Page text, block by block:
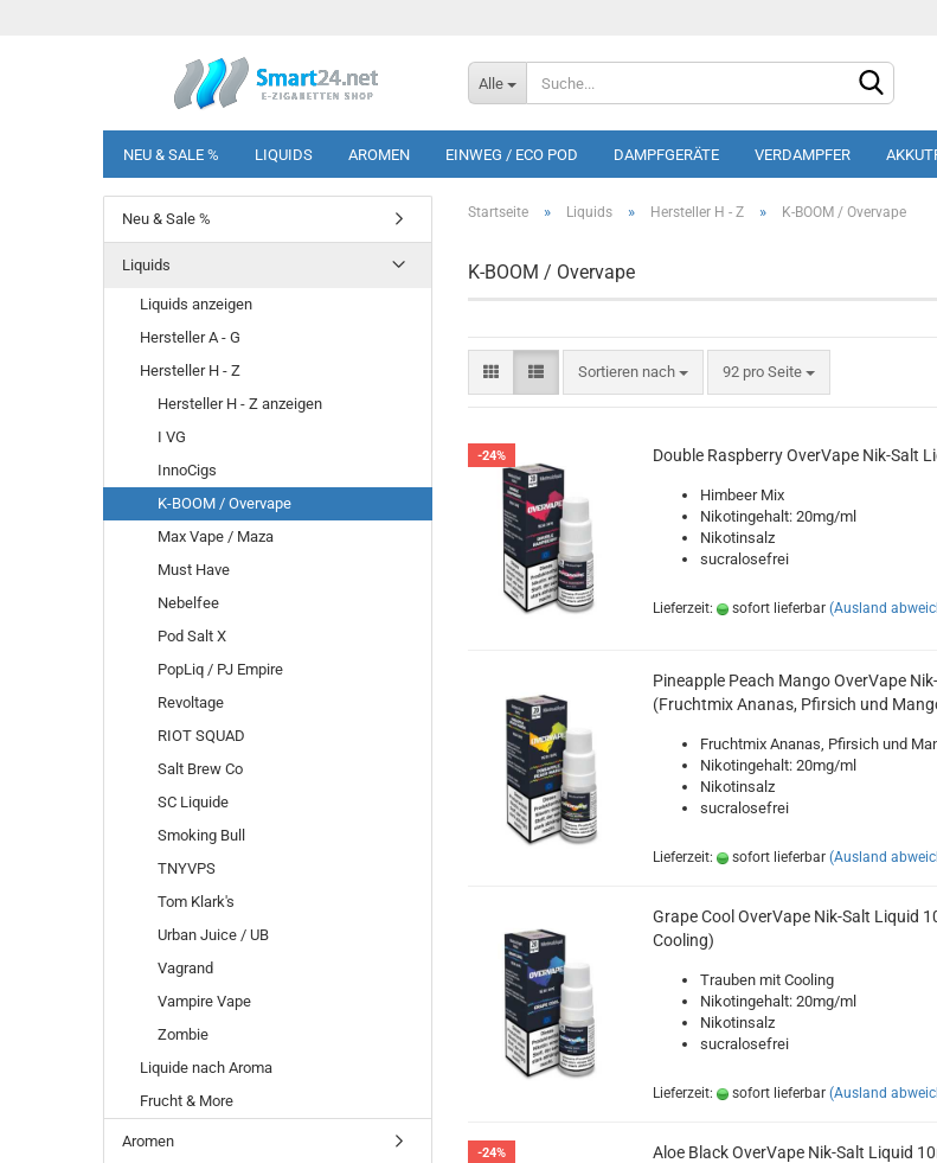
Alle
NEU & SALE % LIQUIDS AROMEN EINWEG / ECO POD DAMPFGERÄTE VERDAMPFER
Startseite » Liquids » Hersteller H - Z » K-BOOM / Overvape
K-BOOM / Overvape
Sortieren nach 92 pro Seite
-24% Double Raspberry OverVape Nik-Salt
Himbeer Mix
Nikotingehalt: 20mg/ml
Nikotinsalz
sucralosefrei
Lieferzeit: sofort lieferbar (Ausland
Pineapple Peach Mango OverVape
(Fruchtmix Ananas, Pfirsich und
Fruchtmix Ananas, Pfirsich und
Nikotingehalt: 20mg/ml
Nikotinsalz
sucralosefrei
Lieferzeit: sofort lieferbar (Ausland
Grape Cool OverVape Nik-Salt Liquid
Cooling)
Trauben mit Cooling
Nikotingehalt: 20mg/ml
Nikotinsalz
sucralosefrei
Lieferzeit: sofort lieferbar (Ausland
-24%
Aloe Black OverVape Nik-Salt Liquid
Neu & Sale %
Liquids
Liquids anzeigen
Hersteller A - G
Hersteller H - Z
Hersteller H - Z anzeigen
I VG
InnoCigs
K-BOOM / Overvape
Max Vape / Maza
Must Have
Nebelfee
Pod Salt X
PopLiq / PJ Empire
Revoltage
RIOT SQUAD
Salt Brew Co
SC Liquide
Smoking Bull
TNYVPS
Tom Klark's
Urban Juice / UB
Vagrand
Vampire Vape
Zombie
Liquide nach Aroma
Frucht & More
Aromen